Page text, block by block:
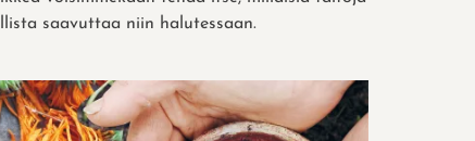
saavuttaa niin halutessaan.